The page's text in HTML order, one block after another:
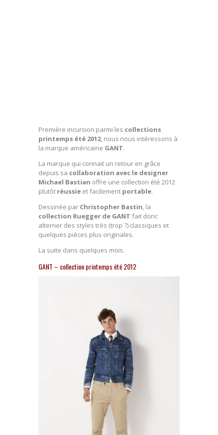
Première incursion parmi les collections
printemps été 2012, nous nous intéressons à
la marque américaine GANT.
La marque qui connait un retour en grâce
depuis sa collaboration avec le designer
Michael Bastian offre une collection été 2012
plutôt réussie et facilement portable.
Dessinée par Christopher Bastin, la
collection Ruegger de GANT fait donc
alterner des styles très (trop ?) classiques et
quelques pièces plus originales.
La suite dans quelques mois.
GANT – collection printemps été 2012